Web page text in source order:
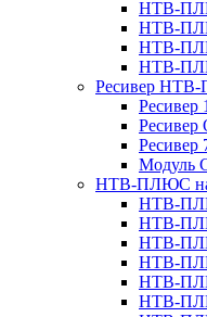
НТВ-
НТВ-
НТВ-
НТВ-
Ресивер
Ресивер
Ресивер
Ресивер
Модуль
НТВ-ПЛЮС на
НТВ-
НТВ-
НТВ-
НТВ-
НТВ-
НТВ-